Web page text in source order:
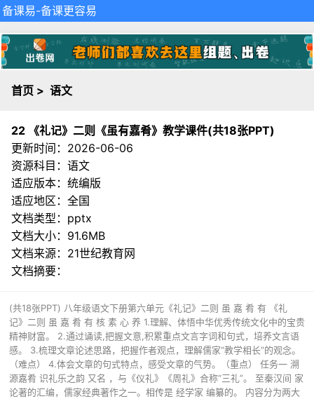
备课易-备课更容易
首页 > 语文
22 《礼记》二则《虽有嘉肴》教学课件(共18张PPT)
更新时间：2026-06-06
资源科目：语文
适应版本：统编版
适应地区：全国
文档类型：pptx
文档大小：91.6MB
文档来源： 21世纪教育网
文档摘要：
(共18张PPT) 八年级语文下册第六单元《礼记》二则 虽 嘉 肴 有 《礼
记》二则 虽 嘉 肴 有 核 素 心 养 1.理解、体悟中华优秀传统文化中的宝贵
精神财富。 2.通过诵读,把握文意,积累重点文言字词和句式，培养文言语
感。 3.梳理文章论述思路，把握作者观点，理解儒家“教学相长”的观念。
（难点） 4.体会文章的句式特点，感受文章的气势。（重点） 任务一 溯
源嘉肴 识礼乐之韵 又名 ，与《仪礼》《周礼》合称“三礼”。 至秦汉间 家
论著的汇编，儒家经典著作之一。相传是 经学家 编纂的。 内容分为两大